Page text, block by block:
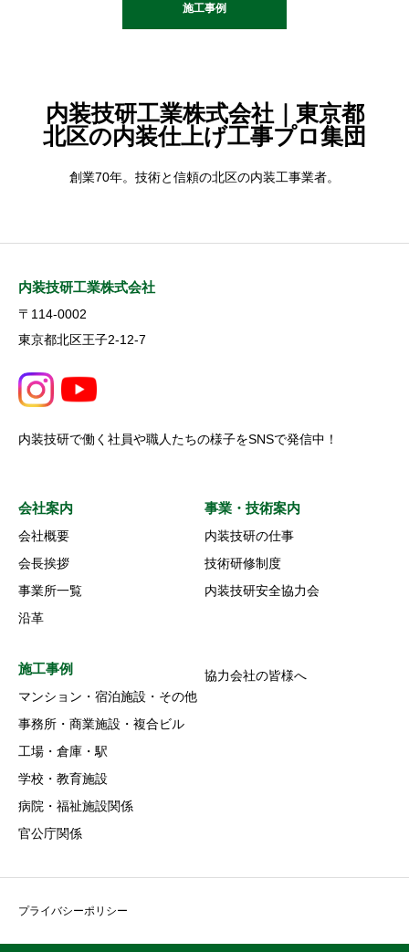
施工事例
内装技研工業株式会社｜東京都
北区の内装仕上げ工事プロ集団
創業70年。技術と信頼の北区の内装工事業者。
内装技研工業株式会社
〒114-0002
東京都北区王子2-12-7
内装技研で働く社員や職人たちの様子をSNSで発信中！
会社案内
会社概要
会長挨拶
事業所一覧
沿革
事業・技術案内
内装技研の仕事
技術研修制度
内装技研安全協力会
施工事例
マンション・宿泊施設・その他
事務所・商業施設・複合ビル
工場・倉庫・駅
学校・教育施設
病院・福祉施設関係
官公庁関係
協力会社の皆様へ
プライバシーポリシー